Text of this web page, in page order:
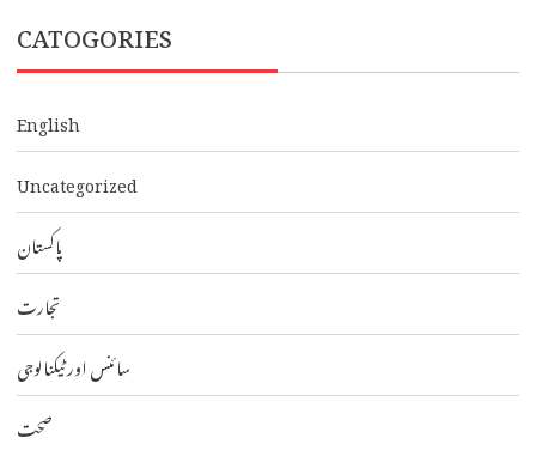
CATOGORIES
English
Uncategorized
پاکستان
تجارت
سائنس اور ٹیکنالوجی
صحت